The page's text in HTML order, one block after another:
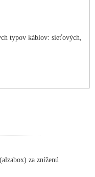
typov káblov: sieťových,
za zníženú